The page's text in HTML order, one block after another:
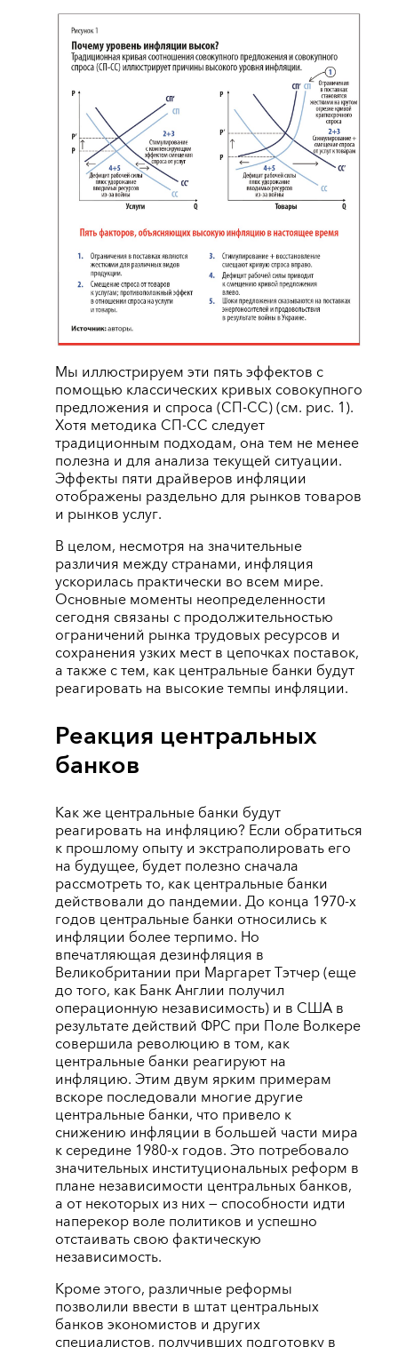
Мы иллюстрируем эти пять эффектов с
помощью классических кривых совокупного
предложения и спроса (СП-СС) (см. рис. 1).
Хотя методика СП-СС следует
традиционным подходам, она тем не менее
полезна и для анализа текущей ситуации.
Эффекты пяти драйверов инфляции
отображены раздельно для рынков товаров
и рынков услуг.
В целом, несмотря на значительные
различия между странами, инфляция
ускорилась практически во всем мире.
Основные моменты неопределенности
сегодня связаны с продолжительностью
ограничений рынка трудовых ресурсов и
сохранения узких мест в цепочках поставок,
а также с тем, как центральные банки будут
реагировать на высокие темпы инфляции.
Реакция центральных
банков
Как же центральные банки будут
реагировать на инфляцию? Если обратиться
к прошлому опыту и экстраполировать его
на будущее, будет полезно сначала
рассмотреть то, как центральные банки
действовали до пандемии. До конца 1970-х
годов центральные банки относились к
инфляции более терпимо. Но
впечатляющая дезинфляция в
Великобритании при Маргарет Тэтчер (еще
до того, как Банк Англии получил
операционную независимость) и в США в
результате действий ФРС при Поле Волкере
совершила революцию в том, как
центральные банки реагируют на
инфляцию. Этим двум ярким примерам
вскоре последовали многие другие
центральные банки, что привело к
снижению инфляции в большей части мира
к середине 1980-х годов. Это потребовало
значительных институциональных реформ в
плане независимости центральных банков,
а от некоторых из них — способности идти
наперекор воле политиков и успешно
отстаивать свою фактическую
независимость.
Кроме этого, различные реформы
позволили ввести в штат центральных
банков экономистов и других